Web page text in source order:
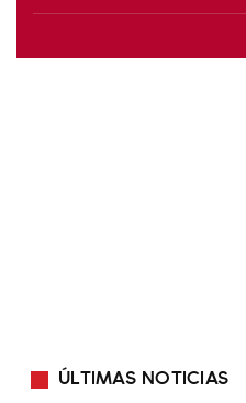
ÚLTIMAS NOTICIAS